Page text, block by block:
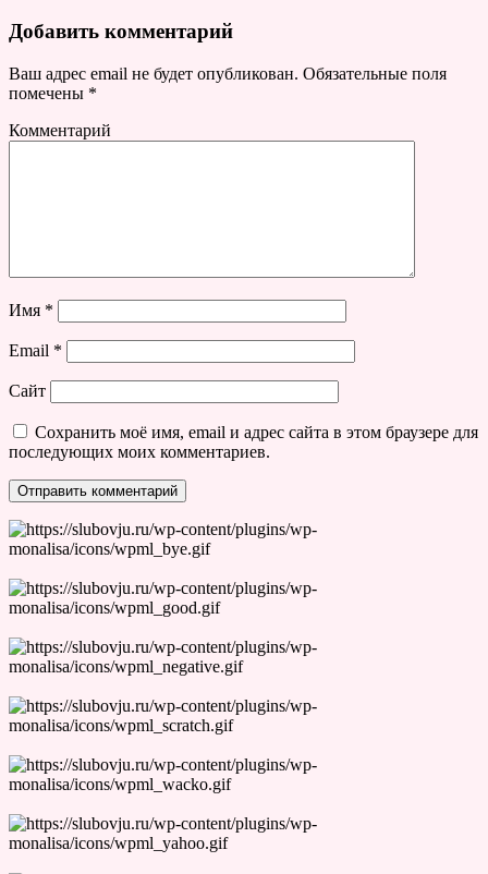
Добавить комментарий
Ваш адрес email не будет опубликован. Обязательные поля
помечены *
Комментарий
Имя *
Email *
Сайт
Сохранить моё имя, email и адрес сайта в этом браузере для
последующих моих комментариев.